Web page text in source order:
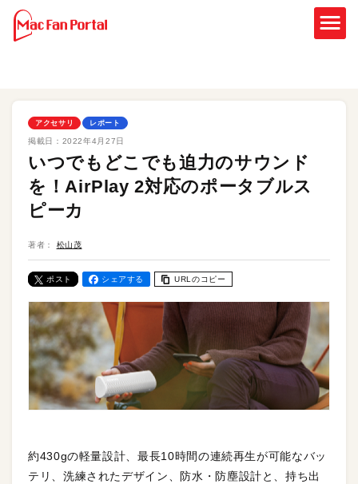
アクセサリ レポート
掲載日： 2022年4月27日
いつでもどこでも迫力のサウンド
を！AirPlay 2対応のポータブルス
ピーカ
著者： 松山茂
ポスト シェアする URLのコピー
約430gの軽量設計、最長10時間の連続再生が可能なバッ
テリ、洗練されたデザイン、防水・防塵設計と、持ち出